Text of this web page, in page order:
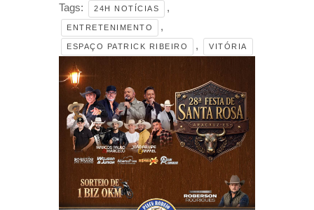
Tags: 24H NOTÍCIAS ,
ENTRETENIMENTO ,
ESPAÇO PATRICK RIBEIRO , VITÓRIA